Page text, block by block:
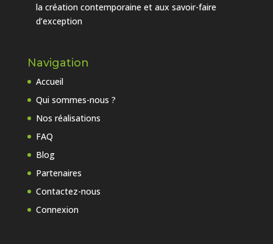
la création contemporaine et aux savoir-faire
d’exception
Navigation
Accueil
Qui sommes-nous ?
Nos réalisations
FAQ
Blog
Partenaires
Contactez-nous
Connexion